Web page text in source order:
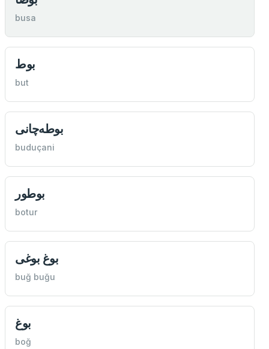
busa
بوط
but
بوطه‌چانی
buduçani
بوطور
botur
بوغ بوغی
buğ buğu
بوغ
boğ